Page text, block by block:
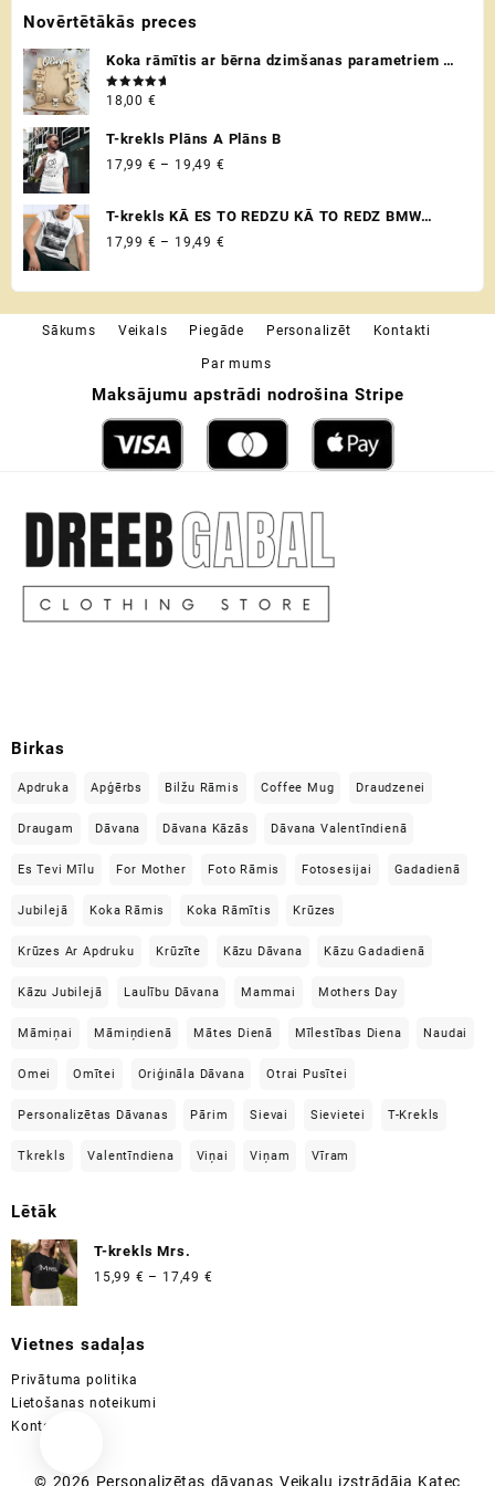
product
Novērtētākās preces
Koka rāmītis ar bērna dzimšanas parametriem /
metriku - personalizēta dāvana raudzībās un
citos svētkos ♡
Novērtēts
ar 5.00
18,00 €
T-krekls Plāns A Plāns B
17,99 € – 19,49 €
17,99 €
T-krekls KĀ ES TO REDZU KĀ TO REDZ BMW
VADITĀJS
17,99 € – 19,49 €
through
19,49 €
Sākums Veikals Piegāde Personalizēt Kontakti
Par mums
Maksājumu apstrādi nodrošina Stripe
Birkas
Apdruka Apģērbs Bilžu Rāmis Coffee Mug Draudzenei
Draugam Dāvana Dāvana Kāzās Dāvana Valentīndienā
Es Tevi Mīlu For Mother Foto Rāmis Fotosesijai Gadadienā
Jubilejā Koka Rāmis Koka Rāmītis Krūzes
Krūzes Ar Apdruku Krūzīte Kāzu Dāvana Kāzu Gadadienā
Kāzu Jubilejā Laulību Dāvana Mammai Mothers Day
Māmiņai Māmiņdienā Mātes Dienā Mīlestības Diena Naudai
Omei Omītei Oriģināla Dāvana Otrai Pusītei
Personalizētas Dāvanas Pārim Sievai Sievietei T-Krekls
Tkrekls Valentīndiena Viņai Viņam Vīram
Lētāk
T-krekls Mrs.
15,99 € – 17,49 €
Vietnes sadaļas
Privātuma politika
Lietošanas noteikumi
Kontakti
© 2026 Personalizētas dāvanas Veikalu izstrādāja Katec